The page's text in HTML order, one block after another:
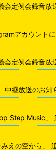
会定例会録音放
アカウントに
会定例会録音放
継放送のお知
Step Music」
えの空から」